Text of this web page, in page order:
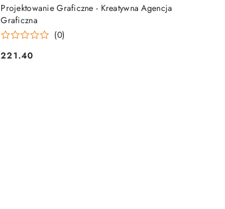
Projektowanie Graficzne - Kreatywna Agencja
Graficzna
(0)
Cena:
221.40
DO KOSZYKA